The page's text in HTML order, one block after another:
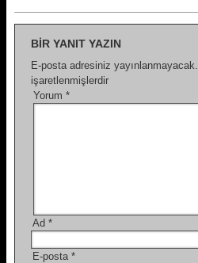
BIR YANIT YAZIN
E-posta adresiniz yayınlanmayacak.
işaretlenmişlerdir
Yorum *
Ad *
E-posta *